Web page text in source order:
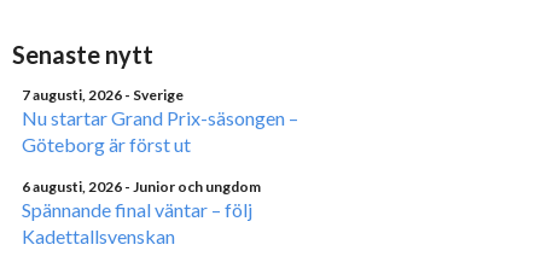
Senaste nytt
7 augusti, 2026 - Sverige
Nu startar Grand Prix-säsongen –
Göteborg är först ut
6 augusti, 2026 - Junior och ungdom
Spännande final väntar – följ
Kadettallsvenskan